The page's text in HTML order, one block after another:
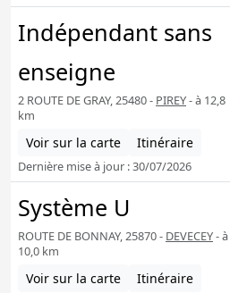
Indépendant sans
enseigne
2 ROUTE DE GRAY, 25480 - PIREY- à 12,8
km
Voir sur la carte Itinéraire
Dernière mise à jour : 30/07/2026
Système U
ROUTE DE BONNAY, 25870 - DEVECEY- à
10,0 km
Voir sur la carte Itinéraire